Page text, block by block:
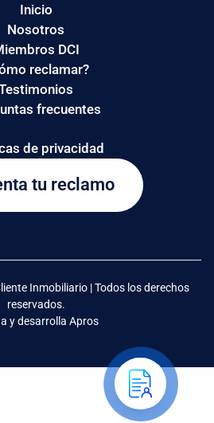
tu reclamo
Inicio
Nosotros
DCI
reclamar?
frecuentes
de privacidad
Inmobiliario | Todos los derechos
reservados.
y desarrolla Apros